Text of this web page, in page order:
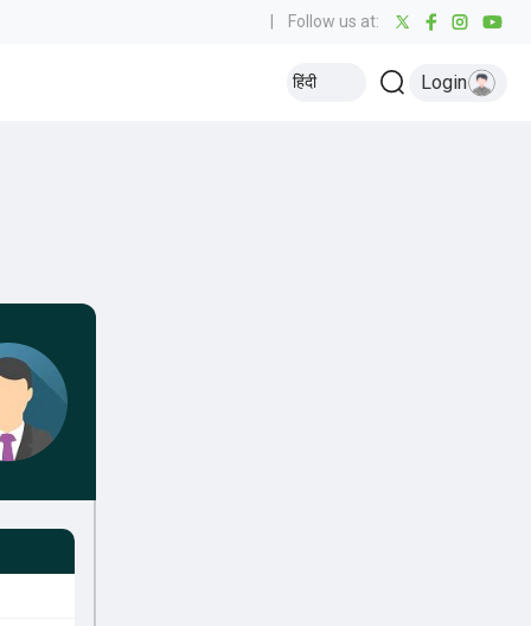
Follow us at:
हिंदी Login